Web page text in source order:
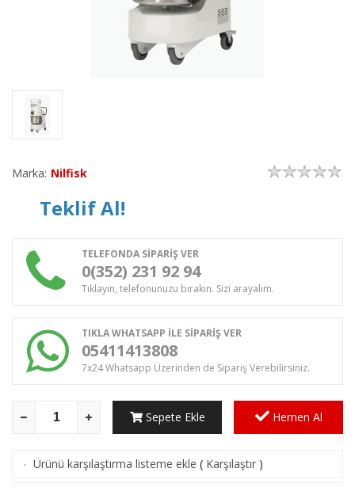
Marka: Nilfisk
Teklif Al!
TELEFONDA SİPARİŞ VER
0(352) 231 92 94
Tıklayın, telefonunuzu bırakın. Sizi arayalım.
TIKLA WHATSAPP İLE SİPARİŞ VER
05411413808
7x24 Whatsapp Üzerinden de Sipariş Verebilirsiniz.
Sepete Ekle Hemen Al
· Ürünü karşılaştırma listeme ekle ( Karşılaştır )